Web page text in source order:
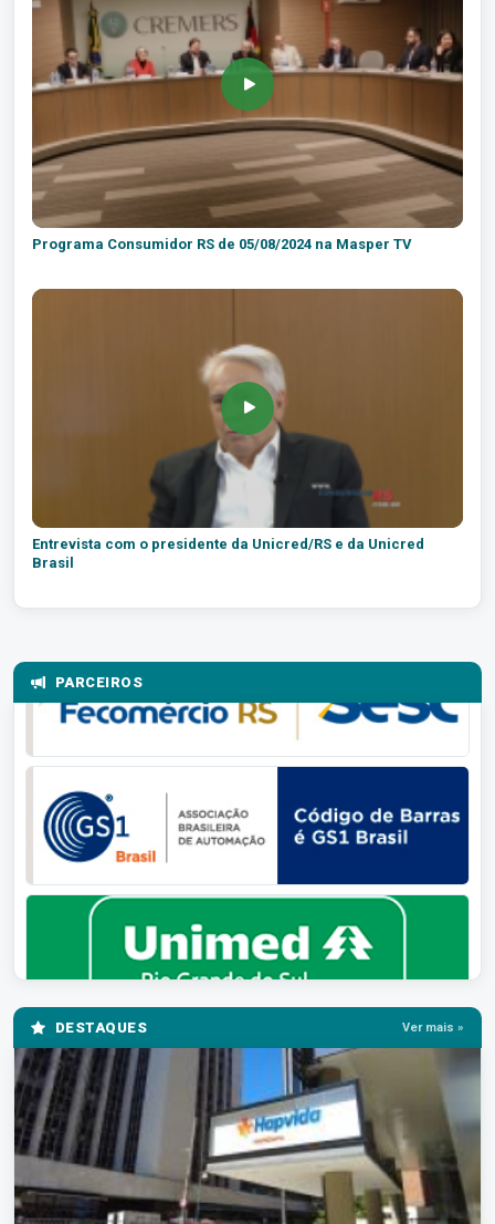
Programa Consumidor RS de 05/08/2024 na Masper TV
Entrevista com o presidente da Unicred/RS e da Unicred
Brasil
PARCEIROS
DESTAQUES Ver mais »